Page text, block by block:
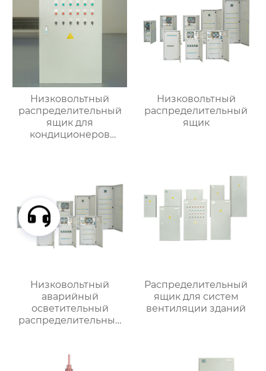
Низковольтный
распределительный
ящик для
кондиционеров
Низковольтный
распределительный
ящик
Низковольтный
аварийный
осветительный
распределительный
Распределительный
ящик для систем
вентиляции зданий